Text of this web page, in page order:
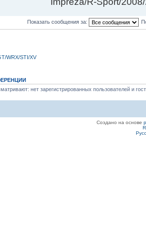
Показать сообщения за:
WRX/STI/XV
нет зарегистрированных пользователей и
Создано на основе